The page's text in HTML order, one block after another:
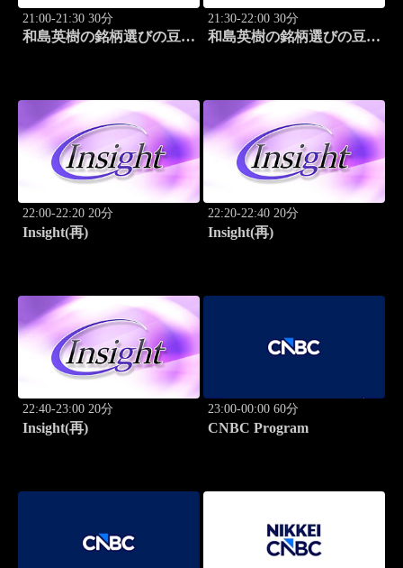
21:00-21:30 30分
和島英樹の銘柄選びの豆知
21:30-22:00 30分
和島英樹の銘柄選びの豆知
22:00-22:20 20分
Insight(再)
22:20-22:40 20分
Insight(再)
22:40-23:00 20分
Insight(再)
23:00-00:00 60分
CNBC Program